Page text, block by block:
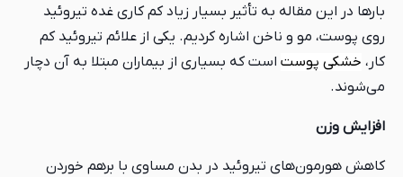
بارها در این مقاله به تأثیر بسیار زیاد کم کاری غده تیروئید
روی پوست، مو و ناخن اشاره کردیم. یکی از علائم تیروئید کم
کار، خشکی پوست است که بسیاری از بیماران مبتلا به آن دچار
می‌شوند.
افزایش وزن
کاهش هورمون‌های تیروئید در بدن مساوی با برهم خوردن